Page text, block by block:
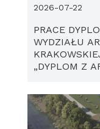
PRACE
WYDZIAŁU
„DYPLOM Z
2026-07-22